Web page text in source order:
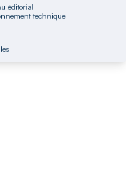
éditorial
technique